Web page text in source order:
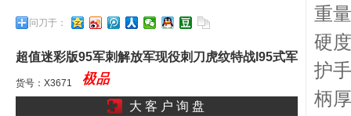
问刀于：
超值迷彩版95军刺解放军现役刺刀虎纹特战l95式军
刺迷彩刃花枪刺虎河豚
货号：X3671
大 客 户 询 盘
重
硬
护
柄